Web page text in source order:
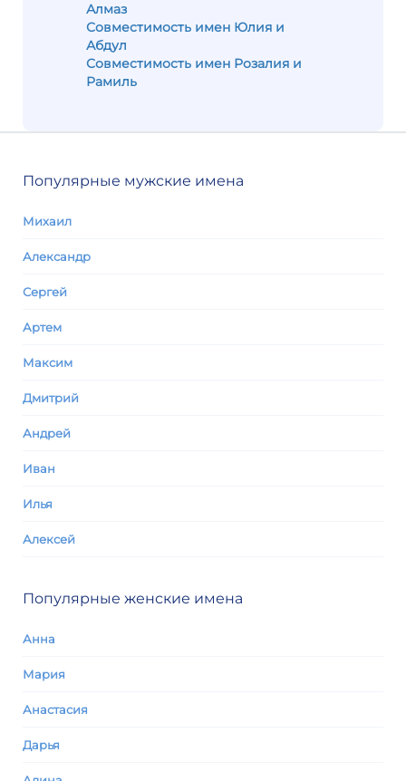
Алмаз
Совместимость имен Юлия и
Абдул
Совместимость имен Розалия и
Рамиль
Популярные мужские имена
Михаил
Александр
Сергей
Артем
Максим
Дмитрий
Андрей
Иван
Илья
Алексей
Популярные женские имена
Анна
Мария
Анастасия
Дарья